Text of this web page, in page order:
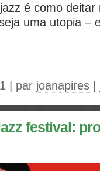
é como deitar
uma utopia –
| par joanapires
festival: